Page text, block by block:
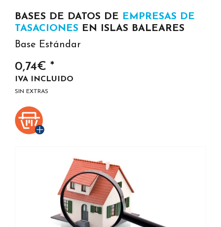
BASES DE DATOS DE EMPRESAS DE
TASACIONES EN ISLAS BALEARES
Base Estándar
0,74€ *
IVA INCLUIDO
SIN EXTRAS